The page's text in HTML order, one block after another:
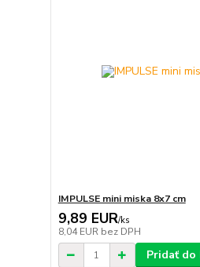
IMPULSE mini miska 8x7 cm
9,89 EUR/ks
8,04 EUR bez DPH
Pridať do